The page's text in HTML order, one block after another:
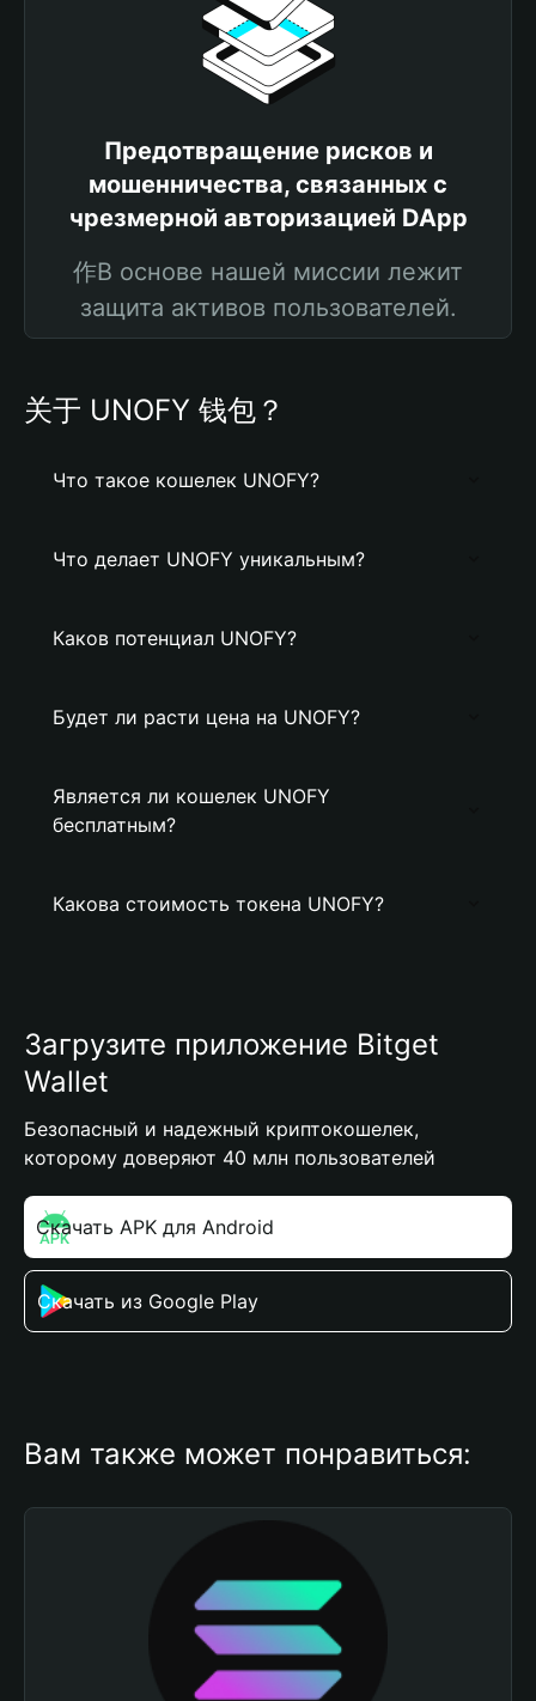
Предотвращение рисков и
мошенничества, связанных с
чрезмерной авторизацией DApp
作В основе нашей миссии лежит
защита активов пользователей.
关于 UNOFY 钱包？
Что такое кошелек UNOFY?
Что делает UNOFY уникальным?
Каков потенциал UNOFY?
Будет ли расти цена на UNOFY?
Является ли кошелек UNOFY
бесплатным?
Какова стоимость токена UNOFY?
Загрузите приложение Bitget
Wallet
Безопасный и надежный криптокошелек,
которому доверяют 40 млн пользователей
Скачать APK для Android
Скачать из Google Play
Вам также может понравиться: